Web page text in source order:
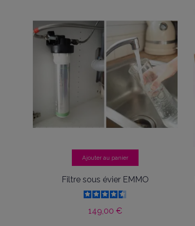
Ajouter au panier
Filtre sous évier EMMO
149,00 €